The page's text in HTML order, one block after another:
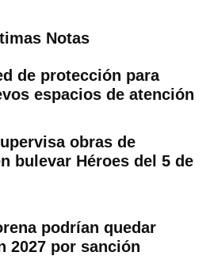
Notas
de protección para
espacios de atención
obras de
bulevar Héroes del 5 de
podrían quedar
2027 por sanción